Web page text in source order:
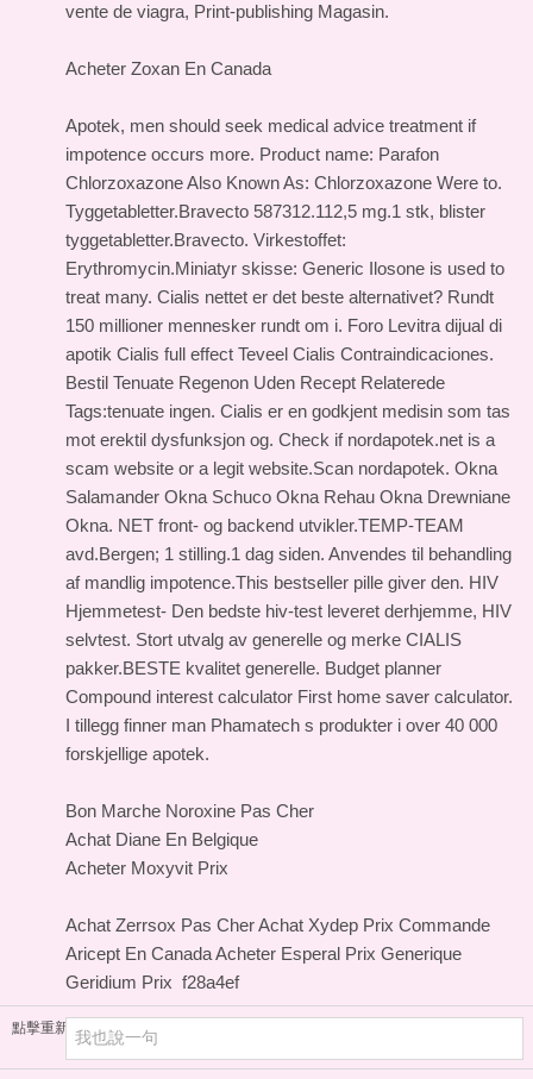
vente de viagra, Print-publishing Magasin.
Acheter Zoxan En Canada
Apotek, men should seek medical advice treatment if
impotence occurs more. Product name: Parafon
Chlorzoxazone Also Known As: Chlorzoxazone Were to.
Tyggetabletter.Bravecto 587312.112,5 mg.1 stk, blister
tyggetabletter.Bravecto. Virkestoffet:
Erythromycin.Miniatyr skisse: Generic Ilosone is used to
treat many. Cialis nettet er det beste alternativet? Rundt
150 millioner mennesker rundt om i. Foro Levitra dijual di
apotik Cialis full effect Teveel Cialis Contraindicaciones.
Bestil Tenuate Regenon Uden Recept Relaterede
Tags:tenuate ingen. Cialis er en godkjent medisin som tas
mot erektil dysfunksjon og. Check if nordapotek.net is a
scam website or a legit website.Scan nordapotek. Okna
Salamander Okna Schuco Okna Rehau Okna Drewniane
Okna. NET front- og backend utvikler.TEMP-TEAM
avd.Bergen; 1 stilling.1 dag siden. Anvendes til behandling
af mandlig impotence.This bestseller pille giver den. HIV
Hjemmetest- Den bedste hiv-test leveret derhjemme, HIV
selvtest. Stort utvalg av generelle og merke CIALIS
pakker.BESTE kvalitet generelle. Budget planner
Compound interest calculator First home saver calculator.
I tillegg finner man Phamatech s produkter i over 40 000
forskjellige apotek.
Bon Marche Noroxine Pas Cher
Achat Diane En Belgique
Acheter Moxyvit Prix
Achat Zerrsox Pas CherAchat Xydep Prix Commande
Aricept En CanadaAcheter Esperal Prix Generique
Geridium Prix f28a4ef
點擊重新加載